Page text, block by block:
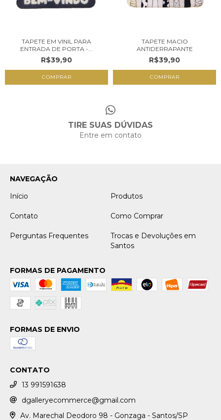
TAPETE EM VINIL PARA
ENTRADA DE PORTA -...
R$39,90
COMPRAR
TAPETE MACIO
ANTIDERRAPANTE
R$39,90
COMPRAR
TIRE SUAS DÚVIDAS
Entre em contato
NAVEGAÇÃO
Início
Produtos
Contato Como Comprar
Perguntas Frequentes
Trocas e Devoluções em
Santos
FORMAS DE PAGAMENTO
FORMAS DE ENVIO
CONTATO
13 991591638
dgalleryecommerce@gmail.com
Av. Marechal Deodoro 98 - Gonzaga - Santos/SP